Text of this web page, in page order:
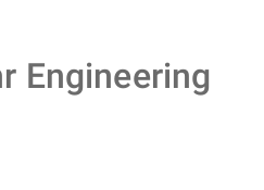
Engineering